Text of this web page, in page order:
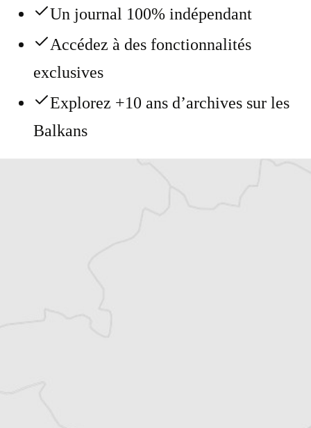
Un journal 100% indépendant
Accédez à des fonctionnalités
exclusives
Explorez +10 ans d’archives sur les
Balkans